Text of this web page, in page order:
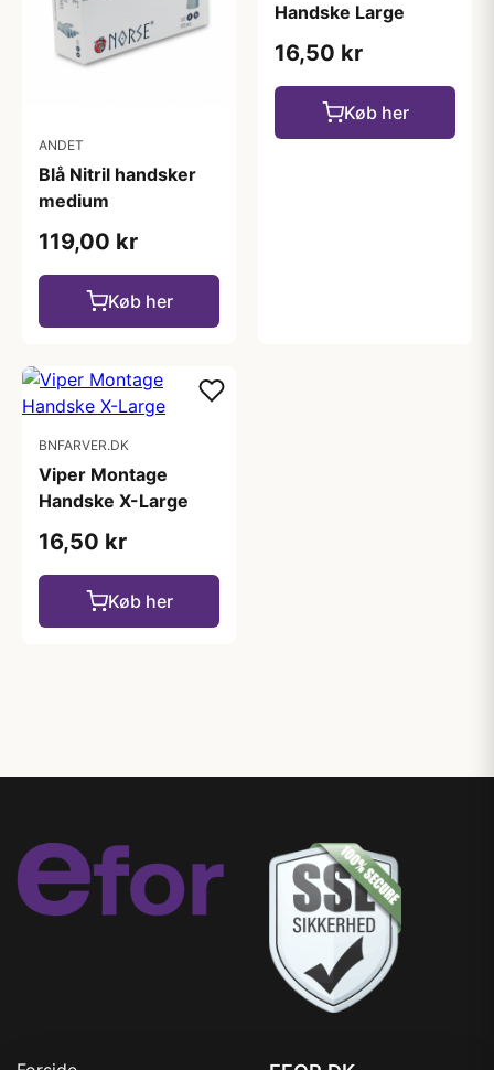
ANDET
Blå Nitril handsker
medium
119,00 kr
Køb her
Handske Large
16,50 kr
Køb her
BNFARVER.DK
Viper Montage
Handske X-Large
16,50 kr
Køb her